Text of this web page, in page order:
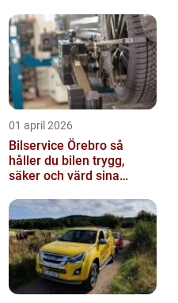
01 april 2026
Bilservice Örebro så
håller du bilen trygg,
säker och värd sina